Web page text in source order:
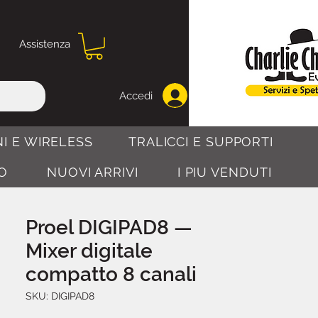
Assistenza
Accedi
E WIRELESS TRALICCI E SUPPORTI
NUOVI ARRIVI I PIU VENDUTI
Proel DIGIPAD8 —
Mixer digitale
compatto 8 canali
SKU: DIGIPAD8